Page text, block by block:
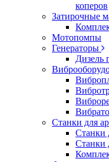
коперов
Затирочные
Мотопомпы
Генераторы
Дизель
Станки для
Станки
Станки